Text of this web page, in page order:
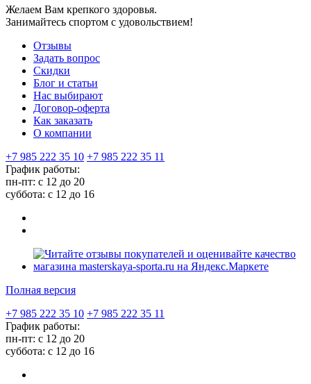
Желаем Вам крепкого здоровья.
Занимайтесь спортом с удовольствием!
Отзывы
Задать вопрос
Скидки
Блог и статьи
Нас выбирают
Договор-оферта
Как заказать
О компании
+7 985 222 35 10 +7 985 222 35 11
График работы:
пн-пт: с 12 до 20
суббота: c 12 до 16
Полная версия
+7 985 222 35 10 +7 985 222 35 11
График работы:
пн-пт: с 12 до 20
суббота: c 12 до 16